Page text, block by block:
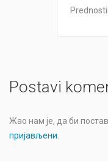
Postavi
Жао нам је, да би
пријављени